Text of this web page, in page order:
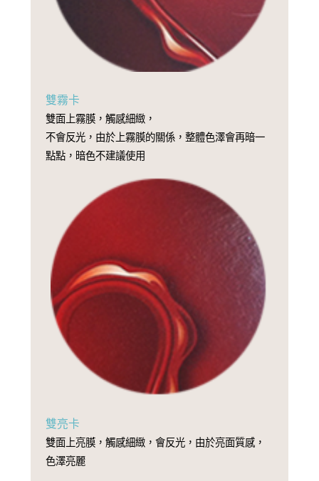
雙霧卡
雙面上霧膜，觸感細緻，
不會反光，由於上霧膜的關係，整體色澤會再暗一
點點，暗色不建議使用
雙亮卡
雙面上亮膜，觸感細緻，會反光，由於亮面質感，
色澤亮麗